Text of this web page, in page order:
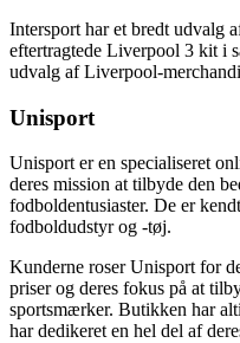
Intersport har et bredt udvalg
eftertragtede Liverpool 3 kit i
udvalg af Liverpool-
Unisport
Unisport er en specialiseret
deres mission at tilbyde den
fodboldentusiaster. De er
fodboldudstyr og -tøj.
Kunderne roser Unisport for
priser og deres fokus på at
sportsmærker. Butikken har
har dedikeret en hel del af